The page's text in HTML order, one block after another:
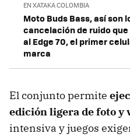
EN XATAKA COLOMBIA
Moto Buds Bass, así son
cancelación de ruido
al Edge 70, el primer
marca
El conjunto permite
edición ligera de foto y
intensiva y juegos